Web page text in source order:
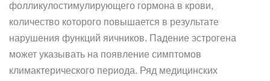
фолликулостимулирующего гормона в крови,
количество которого повышается в результате
нарушения функций яичников. Падение эстрогена
может указывать на появление симптомов
климактерического периода. Ряд медицинских